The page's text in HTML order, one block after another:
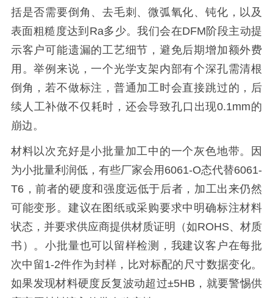
括是否需要倒角、去毛刺、微弧氧化、钝化，以及
表面粗糙度达到Ra多少。我们会在DFM阶段主动提
示客户可能遗漏的工艺细节，避免后期增加额外费
用。举例来说，一个光学支架内部有个深孔需清根
倒角，若不做标注，普通加工时会直接跳过的，后
续人工补做不仅耗时，还会导致孔口出现0.1mm的
崩边。
材料以次充好是小批量加工中的一个灰色地带。因
为小批量利润低，有些厂家会用6061-O态代替6061-
T6，前者的硬度和强度远低于后者，加工出来仍然
可能变形。建议在图纸或采购要求中明确标注材料
状态，并要求供应商提供材质证明（如ROHS、材质
书）。小批量也可以留样检测，我建议客户在每批
次中留1-2件作为封样，比对标配的尺寸数据变化。
如果发现材料硬度反复波动超过±5HB，就要警惕供